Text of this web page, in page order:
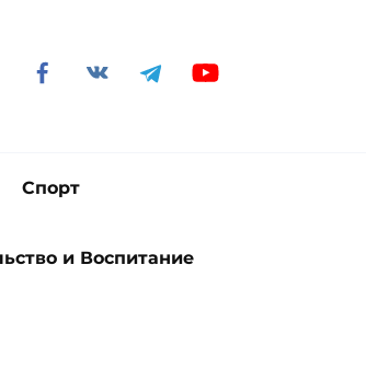
Спорт
и Воспитание